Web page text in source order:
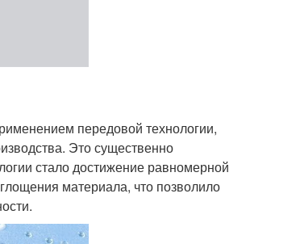
передовой технологии,
Это существенно
стало достижение равномерной
материала, что позволило